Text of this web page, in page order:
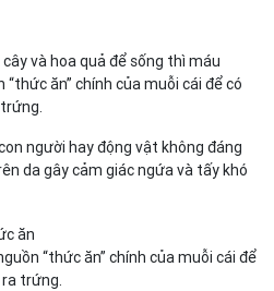
và hoa quả để sống thì máu
ăn” chính của muỗi cái để có
người hay động vật không đáng
da gây cảm giác ngứa và tấy khó
“thức ăn” chính của muỗi cái để
trứng.